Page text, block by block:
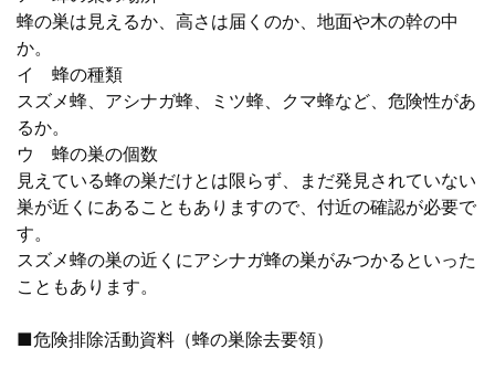
蜂の巣は見えるか、高さは届くのか、地面や木の幹の中
か。
イ 蜂の種類
スズメ蜂、アシナガ蜂、ミツ蜂、クマ蜂など、危険性があ
るか。
ウ 蜂の巣の個数
見えている蜂の巣だけとは限らず、まだ発見されていない
巣が近くにあることもありますので、付近の確認が必要で
す。
スズメ蜂の巣の近くにアシナガ蜂の巣がみつかるといった
こともあります。
■危険排除活動資料（蜂の巣除去要領）